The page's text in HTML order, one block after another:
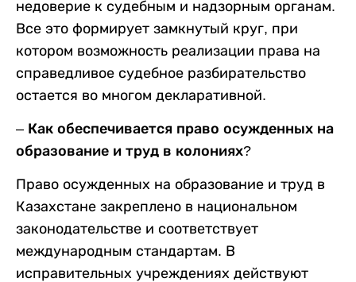
недоверие к судебным и надзорным органам.
Все это формирует замкнутый круг, при
котором возможность реализации права на
справедливое судебное разбирательство
остается во многом декларативной.
– Как обеспечивается право осужденных на
образование и труд в колониях?
Право осужденных на образование и труд в
Казахстане закреплено в национальном
законодательстве и соответствует
международным стандартам. В
исправительных учреждениях действуют